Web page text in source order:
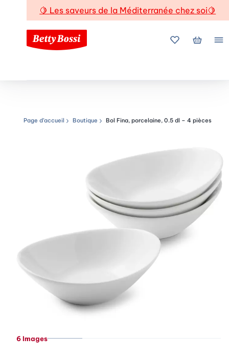
🍋 Les saveurs de la Méditerranée chez soi🍋
Mes favoris
Mon
Chemin de navigation
Page d’accueil Boutique Bol Fina, porcelaine, 0.5 dl – 4 pièces
6 Images